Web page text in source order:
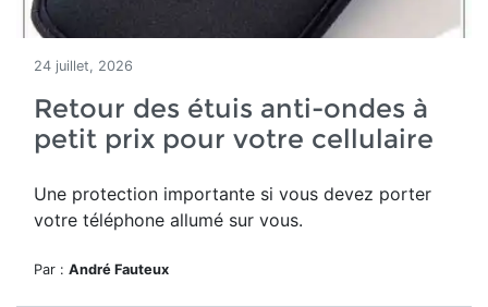
24 juillet, 2026
Retour des étuis anti-ondes à
petit prix pour votre cellulaire
Une protection importante si vous devez porter
votre téléphone allumé sur vous.
Par : André Fauteux